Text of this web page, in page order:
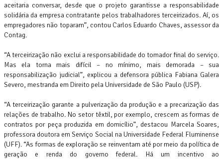
aceitaria conversar, desde que o projeto garantisse a responsabilidade
solidária da empresa contratante pelos trabalhadores terceirizados. Aí, os
empregadores não toparam”, contou Carlos Eduardo Chaves, assessor da
Contag.
“A terceirização não exclui a responsabilidade do tomador final do serviço.
Mas ela torna mais difícil – no mínimo, mais demorada – sua
responsabilização judicial”, explicou a defensora pública Fabiana Galera
Severo, mestranda em Direito pela Universidade de São Paulo (USP).
“A terceirização garante a pulverização da produção e a precarização das
relações de trabalho. No setor têxtil, por exemplo, crescem as formas de
contratos por peça produzida em domicílio”, destacou Marcela Soares,
professora doutora em Serviço Social na Universidade Federal Fluminense
(UFF). “As formas de exploração se reinventam até por meio da política de
geração e renda do governo federal. Há um incentivo ao